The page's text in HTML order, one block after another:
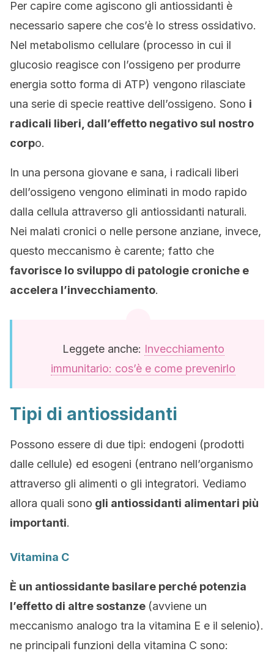
Per capire come agiscono gli antiossidanti è
necessario sapere che cos’è lo stress ossidativo.
Nel metabolismo cellulare (processo in cui il
glucosio reagisce con l’ossigeno per produrre
energia sotto forma di ATP) vengono rilasciate
una serie di specie reattive dell’ossigeno. Sono i
radicali liberi, dall’effetto negativo sul nostro
corpo.
In una persona giovane e sana, i radicali liberi
dell’ossigeno vengono eliminati in modo rapido
dalla cellula attraverso gli antiossidanti naturali.
Nei malati cronici o nelle persone anziane, invece,
questo meccanismo è carente; fatto che
favorisce lo sviluppo di patologie croniche e
accelera l’invecchiamento.
Leggete anche: Invecchiamento
immunitario: cos’è e come prevenirlo
Tipi di antiossidanti
Possono essere di due tipi: endogeni (prodotti
dalle cellule) ed esogeni (entrano nell’organismo
attraverso gli alimenti o gli integratori. Vediamo
allora quali sono gli antiossidanti alimentari più
importanti.
Vitamina C
È un antiossidante basilare perché potenzia
l’effetto di altre sostanze (avviene un
meccanismo analogo tra la vitamina E e il selenio).
ne principali funzioni della vitamina C sono: